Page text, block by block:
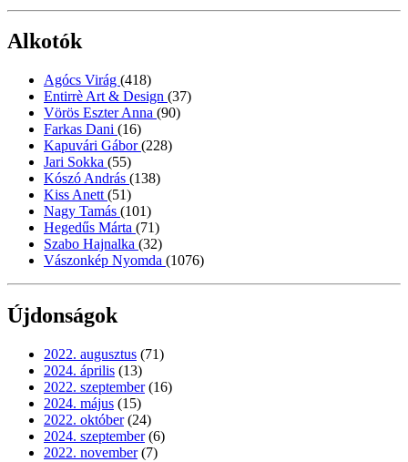
Alkotók
Agócs Virág (418)
Entirrè Art & Design (37)
Vörös Eszter Anna (90)
Farkas Dani (16)
Kapuvári Gábor(228)
Jari Sokka (55)
Kószó András (138)
Kiss Anett (51)
Nagy Tamás (101)
Hegedűs Márta (71)
Szabo Hajnalka (32)
Vászonkép Nyomda (1076)
Újdonságok
2022. augusztus (71)
2024. április (13)
2022. szeptember (16)
2024. május (15)
2022. október (24)
2024. szeptember (6)
2022. november (7)